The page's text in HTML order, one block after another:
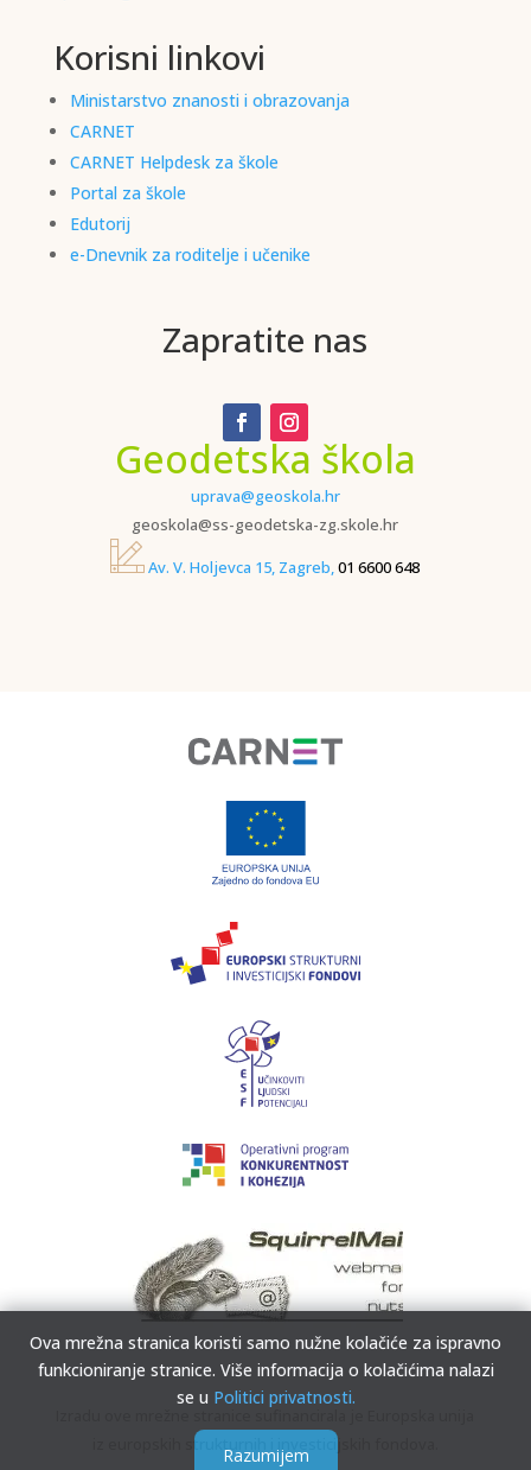
Korisni linkovi
Ministarstvo znanosti i obrazovanja
CARNET
CARNET Helpdesk za škole
Portal za škole
Edutorij
e-Dnevnik za roditelje i učenike
Zapratite nas
Geodetska škola
uprava@geoskola.hr
geoskola@ss-geodetska-zg.skole.hr
Av. V. Holjevca 15, Zagreb,01 6600 648
iz europskih strukturnih i investicijskih fondova.
Ova mrežna stranica koristi samo nužne kolačiće za ispravno
funkcioniranje stranice. Više informacija o kolačićima nalazi
se u Politici privatnosti.
Razumijem